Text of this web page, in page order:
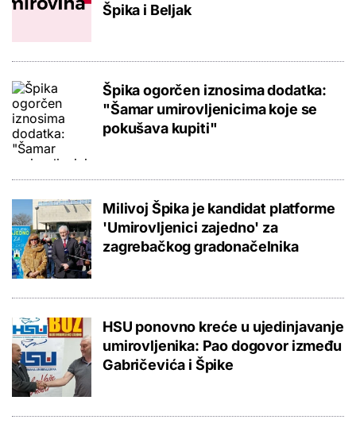
Špika i Beljak
Špika ogorčen iznosima dodatka:
"Šamar umirovljenicima koje se
pokušava kupiti"
Milivoj Špika je kandidat platforme
'Umirovljenici zajedno' za
zagrebačkog gradonačelnika
HSU ponovno kreće u ujedinjavanje
umirovljenika: Pao dogovor između
Gabričevića i Špike